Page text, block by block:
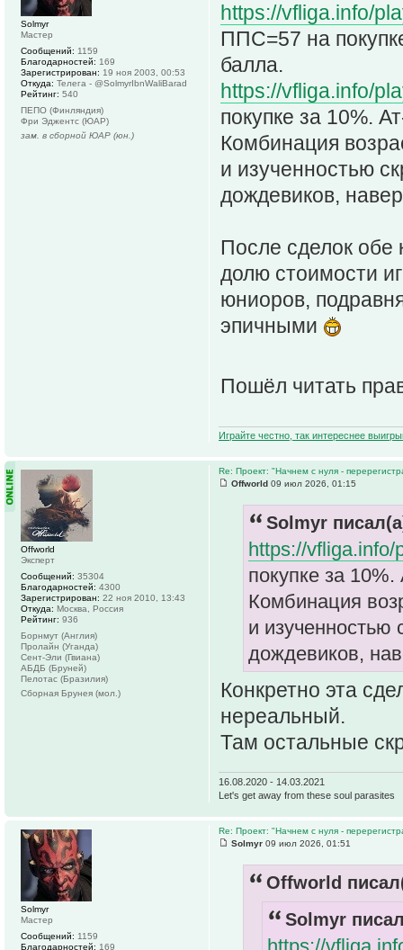
https://vfliga.info/
ППС=57 на
балла.
https://vfliga.info/
покупке за 10%.
Комбинация
и изученностью
дождевиков,
После сделок
долю стоимости
юниоров,
эпичными
Пошёл читать
Играйте честно, так интереснее
Solmyr
Мастер
Сообщений: 1159
Благодарностей: 169
Зарегистрирован: 19 ноя 2003, 00:53
Откуда: Телега - @SolmyrIbnWaliBarad
Рейтинг: 540
ПЕПО (Финляндия)
Фри Эджентс (ЮАР)
зам. в сборной ЮАР (юн.)
Re: Проект: "Начнем с нуля -
Offworld 09 июл 2026, 01:15
Solmyr
https://vfliga.info/
покупке за
Комбинация
и изученностью
дождевиков,
Конкретно эта
нереальный.
Там остальные
16.08.2020 - 14.03.2021
Let's get away from these soul parasites
Offworld
Эксперт
Сообщений: 35304
Благодарностей: 4300
Зарегистрирован: 22 ноя 2010, 13:43
Откуда: Москва, Россия
Рейтинг: 936
Борнмут (Англия)
Пролайн (Уганда)
Сент-Эли (Гвиана)
АБДБ (Бруней)
Пелотас (Бразилия)
Сборная Брунея (мол.)
Re: Проект: "Начнем с нуля -
Solmyr 09 июл 2026, 01:51
Offworld
Solmyr
Solmyr
Мастер
Сообщений: 1159
Благодарностей: 169